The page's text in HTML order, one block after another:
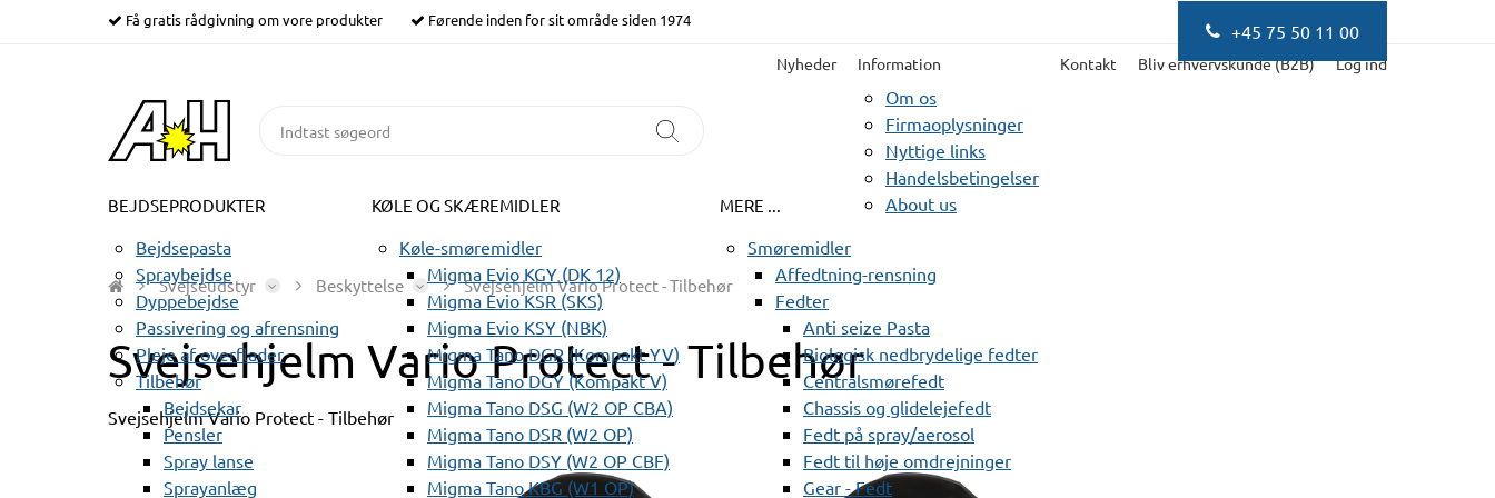
Få gratis rådgivning om vore produkter Førende inden for sit område siden 1974
+45 75 50 11 00
Nyheder Information
Om os
Firmaoplysninger
Nyttige links
Handelsbetingelser
About us
Kontakt Bliv erhvervskunde (B2B) Log ind
BEJDSEPRODUKTER
Bejdsepasta
Spraybejdse
Dyppebejdse
Passivering og afrensning
Pleje af overflader
Tilbehør
Bejdsekar
Pensler
Spray lanse
Sprayanlæg
KØLE OG SKÆREMIDLER
Køle-smøremidler
Migma Evio KGY (DK 12)
Migma Evio KSR (SKS)
Migma Evio KSY (NBK)
Migma Tano DGR (Kompakt YV)
Migma Tano DGY (Kompakt V)
Migma Tano DSG (W2 OP CBA)
Migma Tano DSR (W2 OP)
Migma Tano DSY (W2 OP CBF)
Migma Tano KBG (W1 OP)
MERE ...
Smøremidler
Affedtning-rensning
Fedter
Anti seize Pasta
Biologisk nedbrydelige fedter
Centralsmørefedt
Chassis og glidelejefedt
Fedt på spray/aerosol
Fedt til høje omdrejninger
Gear - Fedt
Svejseudstyr Beskyttelse Svejsehjelm Vario Protect - Tilbehør
Svejsehjelm Vario Protect - Tilbehør
Svejsehjelm Vario Protect - Tilbehør